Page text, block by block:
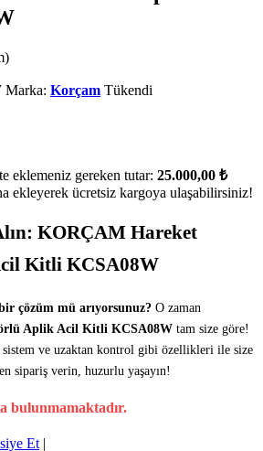
Marka: Korçam Tükendi
eklemeniz gereken tutar: 25.000,00 ₺
ekleyerek ücretsiz kargoya ulaşabilirsiniz!
KORÇAM Hareket
Kitli KCSA08W
çözüm mü arıyorsunuz? O zaman
Aplik Acil Kitli KCSA08W tam size göre!
ve uzaktan kontrol gibi özellikleri ile size
sipariş verin, huzurlu yaşayın!
bulunmamaktadır.
Et |